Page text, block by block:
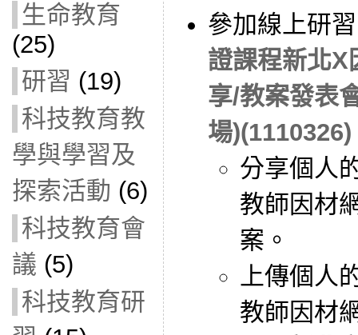
生命教育
(25)
研習 (19)
科技教育教
學與學習及
探索活動 (6)
科技教育會
議 (5)
科技教育研
參加線上研
證課程新北X
享/教案發表
場)(1110326)
分享個人
教師因材
案。
上傳個人
教師因材